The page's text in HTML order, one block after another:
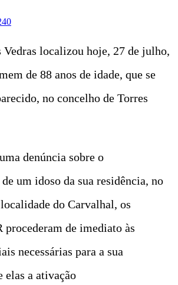
0
Vedras localizou hoje, 27 de julho,
de 88 anos de idade, que se
no concelho de Torres
denúncia sobre o
um idoso da sua residência, no
do Carvalhal, os
de imediato às
necessárias para a sua
elas a ativação